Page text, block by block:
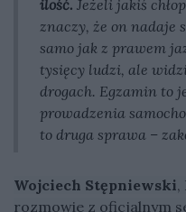
ilość. Jeżeli jakiś
znaczy, że on nadaje
samo jak z prawem
tysięcy ludzi, ale
drogach. Egzamin to
prowadzenia
to druga sprawa –
Wojciech Stępniewski,
rozmowie z oficjalnym